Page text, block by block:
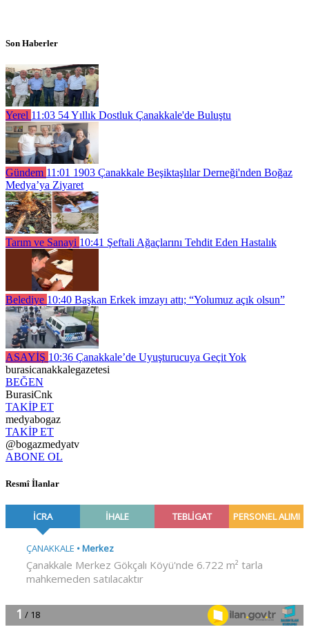
Son Haberler
Yerel 11:03 54 Yıllık Dostluk Çanakkale'de Buluştu
Gündem 11:01 1903 Çanakkale Beşiktaşlılar Derneği'nden Boğaz
Medya’ya Ziyaret
Tarım ve Sanayi 10:41 Şeftali Ağaçlarını Tehdit Eden Hastalık
Belediye 10:40 Başkan Erkek imzayı attı; “Yolumuz açık olsun”
ASAYİŞ 10:36 Çanakkale’de Uyuşturucuya Geçit Yok
burasicanakkalegazetesi
BEĞEN
BurasiCnk
TAKİP ET
medyabogaz
TAKİP ET
@bogazmedyatv
ABONE OL
Resmî İlanlar